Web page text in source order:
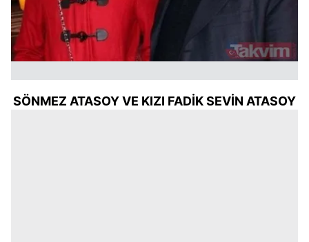
SÖNMEZ ATASOY VE KIZI FADİK SEVİN ATASOY